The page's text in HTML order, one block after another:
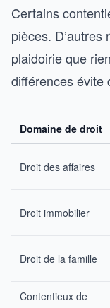
Certains
pièces. D’autres
plaidoirie que
différences évite
Domaine de droit
Droit des affaires
Droit immobilier
Droit de la famille
Contentieux de